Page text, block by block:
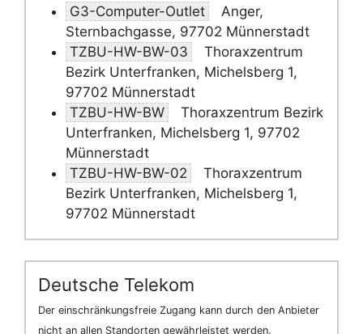
G3-Computer-Outlet
Anger,
Sternbachgasse, 97702 Münnerstadt
TZBU-HW-BW-03
Thoraxzentrum
Bezirk Unterfranken, Michelsberg 1,
97702 Münnerstadt
TZBU-HW-BW
Thoraxzentrum Bezirk
Unterfranken, Michelsberg 1, 97702
Münnerstadt
TZBU-HW-BW-02
Thoraxzentrum
Bezirk Unterfranken, Michelsberg 1,
97702 Münnerstadt
Deutsche Telekom
Der einschränkungsfreie Zugang kann durch den Anbieter
nicht an allen Standorten gewährleistet werden.